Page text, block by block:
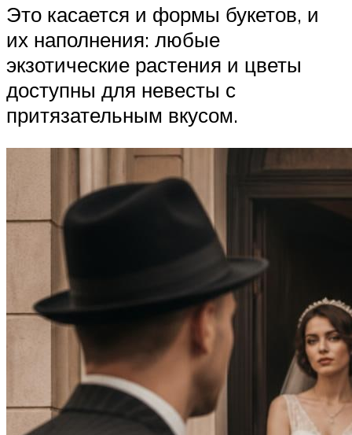
Это касается и формы букетов, и
их наполнения: любые
экзотические растения и цветы
доступны для невесты с
притязательным вкусом.